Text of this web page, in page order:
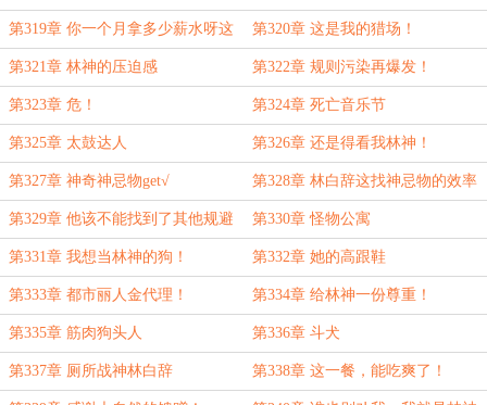
也留不住他!
第319章 你一个月拿多少薪水呀这
么拼？
第320章 这是我的猎场！
第321章 林神的压迫感 第322章 规则污染再爆发！
第323章 危！ 第324章 死亡音乐节
第325章 太鼓达人 第326章 还是得看我林神！
第327章 神奇神忌物get√ 第328章 林白辞这找神忌物的效率
也太高了吧？
第329章 他该不能找到了其他规避
规则污染的方法吧？
第330章 怪物公寓
第331章 我想当林神的狗！ 第332章 她的高跟鞋
第333章 都市丽人金代理！ 第334章 给林神一份尊重！
第335章 筋肉狗头人 第336章 斗犬
第337章 厕所战神林白辞 第338章 这一餐，能吃爽了！